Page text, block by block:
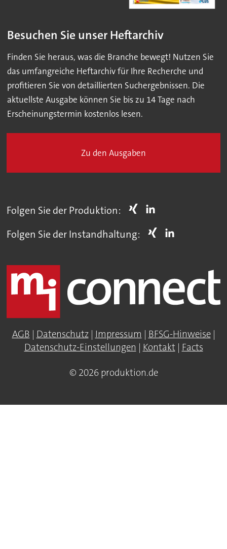
Besuchen Sie unser Heftarchiv
Finden Sie heraus, was die Branche bewegt! Nutzen Sie
das umfangreiche Heftarchiv für Ihre Recherche und
profitieren Sie von detaillierten Suchergebnissen. Die
aktuellste Ausgabe können Sie bis zu 14 Tage nach
Erscheinungstermin kostenlos lesen.
Zu den Ausgaben
Folgen Sie der Produktion:
Folgen Sie der Instandhaltung:
AGB | Datenschutz| Impressum | BFSG-Hinweise|
Datenschutz-Einstellungen | Kontakt| Facts
© 2026 produktion.de